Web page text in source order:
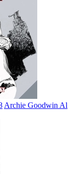
Archie Goodwin Al